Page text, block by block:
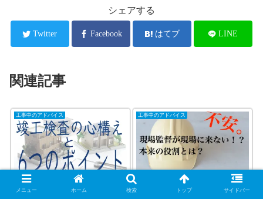
シェアする
Twitter Facebook はてブ LINE
関連記事
工事中のアドバイス
竣工検査の心構えと6つの
チェックポイント
工事中のアドバイス
不安。現場監督が現場に
来ない！？現場監督の本
メニュー ホーム 検索 トップ サイドバー